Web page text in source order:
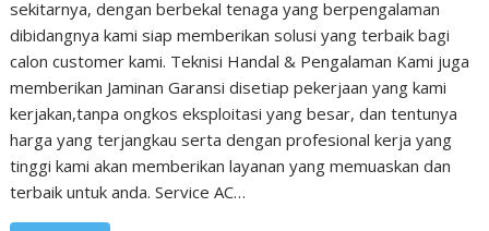
sekitarnya, dengan berbekal tenaga yang berpengalaman
dibidangnya kami siap memberikan solusi yang terbaik bagi
calon customer kami. Teknisi Handal & Pengalaman Kami juga
memberikan Jaminan Garansi disetiap pekerjaan yang kami
kerjakan,tanpa ongkos eksploitasi yang besar, dan tentunya
harga yang terjangkau serta dengan profesional kerja yang
tinggi kami akan memberikan layanan yang memuaskan dan
terbaik untuk anda. Service AC…